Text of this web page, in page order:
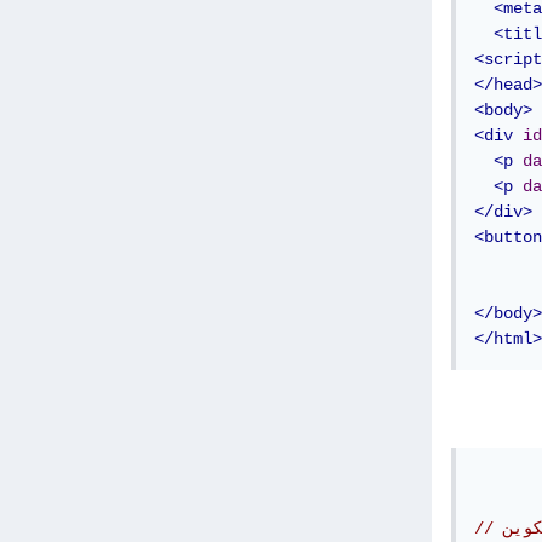
<meta
<script
</head>
<body>
<div id
<p
<p
</div>
<button
</body>
</html>